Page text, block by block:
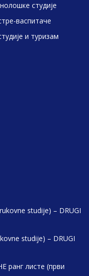
студије
васпитаче
и туризам
studije) – DRUGI
studije) – DRUGI
ранг листе (први